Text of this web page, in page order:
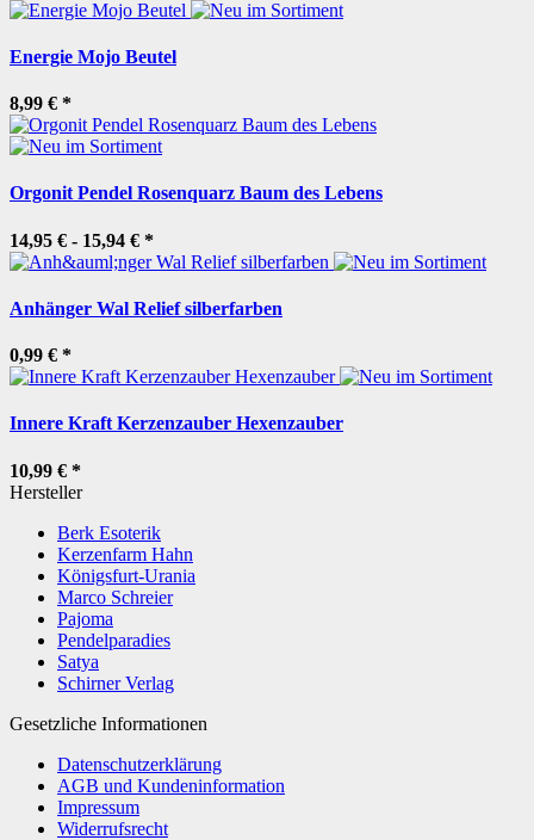
Energie Mojo Beutel
8,99 € *
Orgonit Pendel Rosenquarz Baum des Lebens
14,95 € - 15,94 € *
Anhänger Wal Relief silberfarben
0,99 € *
Innere Kraft Kerzenzauber Hexenzauber
10,99 € *
Hersteller
Berk Esoterik
Kerzenfarm Hahn
Königsfurt-Urania
Marco Schreier
Pajoma
Pendelparadies
Satya
Schirner Verlag
Gesetzliche Informationen
Datenschutzerklärung
AGB und Kundeninformation
Impressum
Widerrufsrecht